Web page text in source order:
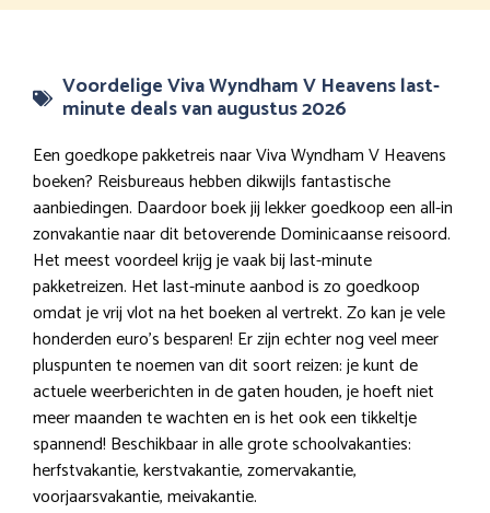
Voordelige Viva Wyndham V Heavens last-
minute deals van augustus 2026
Een goedkope pakketreis naar Viva Wyndham V Heavens
boeken? Reisbureaus hebben dikwijls fantastische
aanbiedingen. Daardoor boek jij lekker goedkoop een all-in
zonvakantie naar dit betoverende Dominicaanse reisoord.
Het meest voordeel krijg je vaak bij last-minute
pakketreizen. Het last-minute aanbod is zo goedkoop
omdat je vrij vlot na het boeken al vertrekt. Zo kan je vele
honderden euro’s besparen! Er zijn echter nog veel meer
pluspunten te noemen van dit soort reizen: je kunt de
actuele weerberichten in de gaten houden, je hoeft niet
meer maanden te wachten en is het ook een tikkeltje
spannend! Beschikbaar in alle grote schoolvakanties:
herfstvakantie, kerstvakantie, zomervakantie,
voorjaarsvakantie, meivakantie.